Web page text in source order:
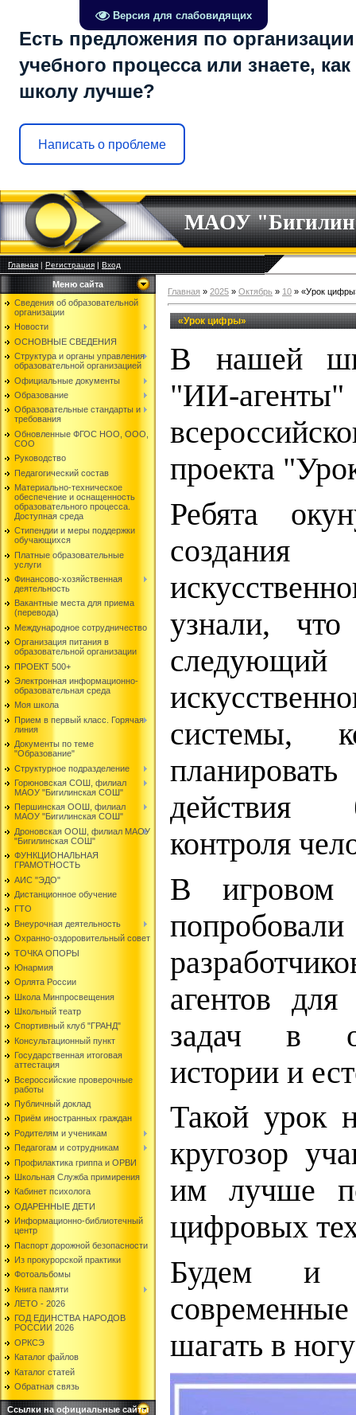
Версия для слабовидящих
Есть предложения по организации
учебного процесса или знаете,
школу лучше?
Написать о проблеме
МАОУ
Главная|Регистрация|Вход
Меню сайта
Сведения об образовательной
организации
Новости
ОСНОВНЫЕ СВЕДЕНИЯ
Структура и органы управления
образовательной организацией
Официальные документы
Образование
Образовательные стандарты и
требования
Обновленные ФГОС НОО, ООО,
СОО
Руководство
Педагогический состав
Материально-техническое
обеспечение и оснащенность
образовательного процесса.
Доступная среда
Стипендии и меры поддержки
обучающихся
Платные образовательные
услуги
Финансово-хозяйственная
деятельность
Вакантные места для приема
(перевода)
Международное сотрудничество
Организация питания в
образовательной организации
ПРОЕКТ 500+
Электронная информационно-
образовательная среда
Моя школа
Прием в первый класс. Горячая
линия
Документы по теме
"Образование"
Структурное подразделение
Горюновская СОШ, филиал
МАОУ "Бигилинская СОШ"
Першинская ООШ, филиал
МАОУ "Бигилинская СОШ"
Дроновская ООШ, филиал МАОУ
"Бигилинская СОШ"
ФУНКЦИОНАЛЬНАЯ
ГРАМОТНОСТЬ
АИС "ЭДО"
Дистанционное обучение
ГТО
Внеурочная деятельность
Охранно-оздоровительный совет
ТОЧКА ОПОРЫ
Юнармия
Орлята России
Школа Минпросвещения
Школьный театр
Спортивный клуб "ГРАНД"
Консультационный пункт
Государственная итоговая
аттестация
Всероссийские проверочные
работы
Публичный доклад
Приём иностранных граждан
Родителям и ученикам
Педагогам и сотрудникам
Профилактика гриппа и ОРВИ
Школьная Служба примирения
Кабинет психолога
ОДАРЕННЫЕ ДЕТИ
Информационно-библиотечный
центр
Паспорт дорожной безопасности
Из прокурорской практики
Фотоальбомы
Книга памяти
ЛЕТО - 2026
ГОД ЕДИНСТВА НАРОДОВ
РОССИИ 2026
ОРКСЭ
Каталог файлов
Каталог статей
Обратная связь
Ссылки на официальные сайты
Главная » 2025 » Октябрь » 10 » «Урок
«Урок цифры»
В нашей
"ИИ-
проекта
Ребята
узнали,
системы,
действия
контроля
В игровом
агентов
задач в
истории и
Такой урок
кругозор
им лучше
цифровых
Будем и
шагать в